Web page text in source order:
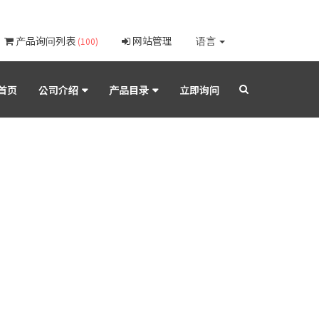
产品询问列表 (100) 网站管理 语言
页 公司介绍 产品目录 立即询问